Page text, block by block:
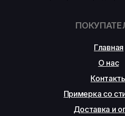
Главная
О нас
Примерка со
Доставка и